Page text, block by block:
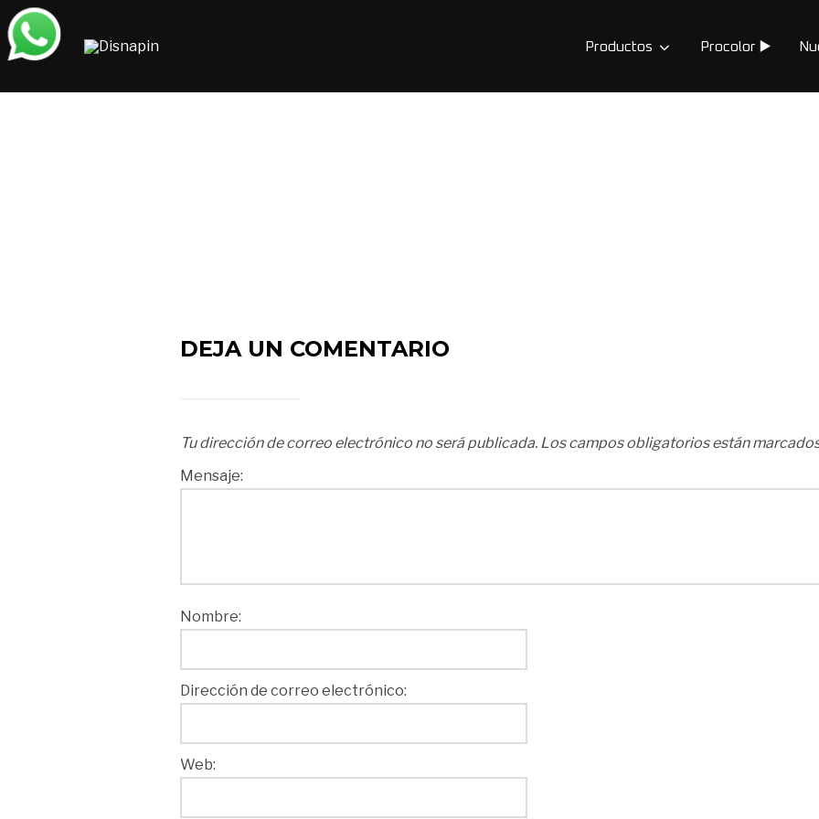
Saltar
al
contenido
Productos Procolor ▶️
DEJA UN COMENTARIO
Tu dirección de correo electrónico no será publicada. Los campos obligatorios están
Mensaje:
Nombre:
Dirección de correo electrónico:
Web: